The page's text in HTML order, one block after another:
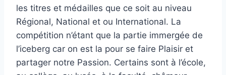
les titres et médailles que ce soit au niveau
Régional, National et ou International. La
compétition n’étant que la partie immergée de
l’iceberg car on est la pour se faire Plaisir et
partager notre Passion. Certains sont à l’école,